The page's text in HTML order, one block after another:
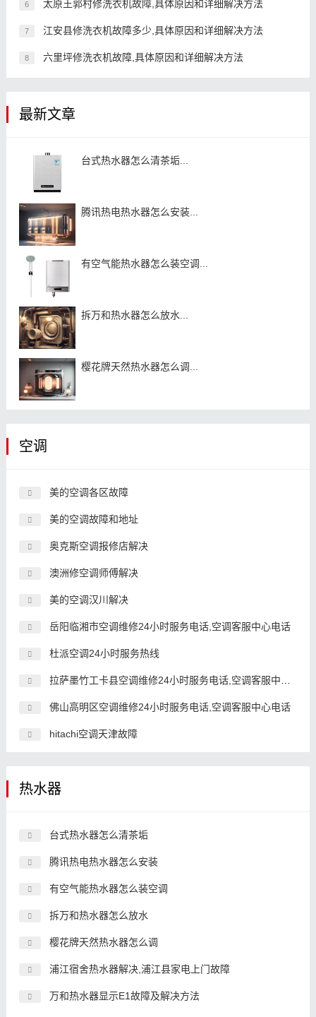
6 太原王郭村修洗衣机故障,具体原因和详细解决方法
7 江安县修洗衣机故障多少,具体原因和详细解决方法
8 六里坪修洗衣机故障,具体原因和详细解决方法
最新文章
台式热水器怎么清茶垢...
腾讯热电热水器怎么安装...
有空气能热水器怎么装空调...
拆万和热水器怎么放水...
樱花牌天然热水器怎么调...
空调
美的空调各区故障
美的空调故障和地址
奥克斯空调报修店解决
澳洲修空调师傅解决
美的空调汉川解决
岳阳临湘市空调维修24小时服务电话,空调客服中心电话
杜派空调24小时服务热线
拉萨墨竹工卡县空调维修24小时服务电话,空调客服中心电话
佛山高明区空调维修24小时服务电话,空调客服中心电话
hitachi空调天津故障
热水器
台式热水器怎么清茶垢
腾讯热电热水器怎么安装
有空气能热水器怎么装空调
拆万和热水器怎么放水
樱花牌天然热水器怎么调
浦江宿舍热水器解决,浦江县家电上门故障
万和热水器显示E1故障及解决方法